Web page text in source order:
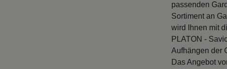
passenden
Sortiment an
wird Ihnen mit
PLATON -
Aufhängen der
Das Angebot